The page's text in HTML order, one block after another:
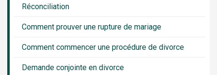
Réconciliation
Comment prouver une rupture de mariage
Comment commencer une procédure de divorce
Demande conjointe en divorce